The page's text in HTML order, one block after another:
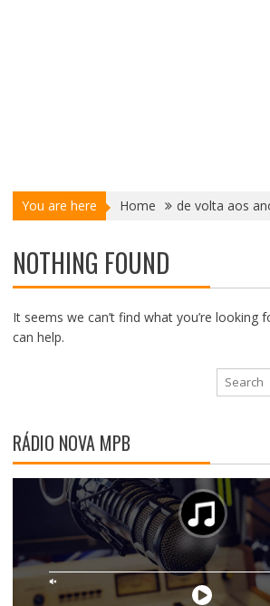
You are here Home de volta aos
NOTHING FOUND
It seems we can’t find what you’re looking
can help.
RÁDIO NOVA MPB